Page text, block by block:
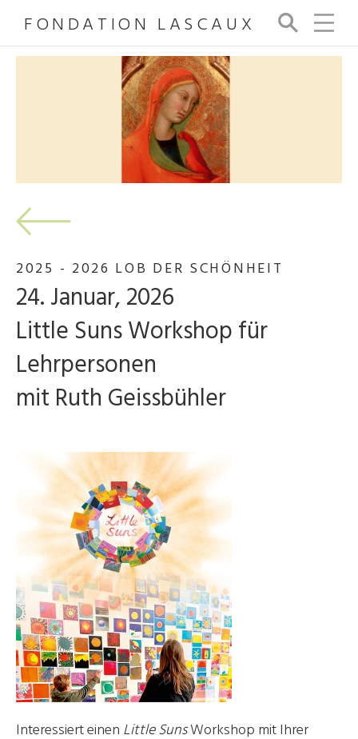
FONDATION LASCAUX
Su
ch
e
2025 - 2026 LOB DER SCHÖNHEIT
24. Januar, 2026
Little Suns Workshop für
Lehrpersonen
mit Ruth Geissbühler
Interessiert einen Little SunsWorkshop mit Ihrer